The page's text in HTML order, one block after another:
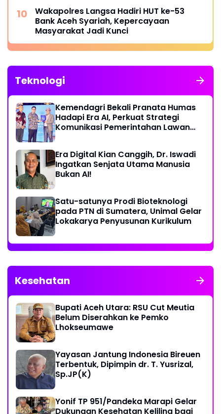
Wakapolres Langsa Hadiri HUT ke-53
Bank Aceh Syariah, Kepercayaan
Masyarakat Jadi Kunci
Teknologi
Kemendagri Bekali Pranata Humas
Hadapi Era AI, Perkuat Strategi
Komunikasi Pemerintahan Lawan
Era Digital Kian Canggih, Dr. Iswadi
Ingatkan Senjata Utama Manusia
Bukan AI!
Satu-satunya Prodi Bioteknologi
pada PTN di Sumatera, Unimal Gelar
Lokakarya Penyusunan Kurikulum
Kesehatan
Bupati Aceh Utara: RSU Cut Meutia
Belum Diserahkan ke Pemko
Lhokseumawe
Yayasan Jantung Indonesia Bireuen
Terbentuk, Dipimpin dr. T. Yusrizal,
Sp.JP(K)
Yonif TP 951/Pandeka Marapi Gelar
Dukungan Kesehatan Keliling bagi